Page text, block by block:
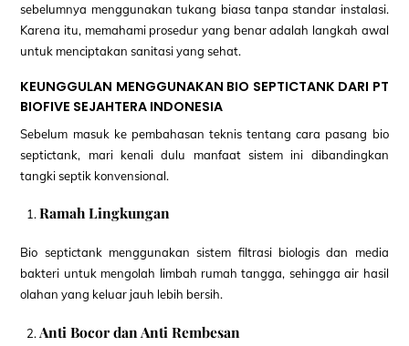
sebelumnya menggunakan tukang biasa tanpa standar instalasi.
Karena itu, memahami prosedur yang benar adalah langkah awal
untuk menciptakan sanitasi yang sehat.
KEUNGGULAN MENGGUNAKAN BIO SEPTICTANK DARI PT
BIOFIVE SEJAHTERA INDONESIA
Sebelum masuk ke pembahasan teknis tentang cara pasang bio
septictank, mari kenali dulu manfaat sistem ini dibandingkan
tangki septik konvensional.
Ramah Lingkungan
Bio septictank menggunakan sistem filtrasi biologis dan media
bakteri untuk mengolah limbah rumah tangga, sehingga air hasil
olahan yang keluar jauh lebih bersih.
Anti Bocor dan Anti Rembesan